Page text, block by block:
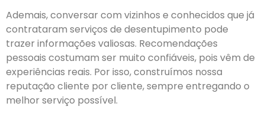
Ademais, conversar com vizinhos e conhecidos que já
contrataram serviços de desentupimento pode
trazer informações valiosas. Recomendações
pessoais costumam ser muito confiáveis, pois vêm de
experiências reais. Por isso, construímos nossa
reputação cliente por cliente, sempre entregando o
melhor serviço possível.